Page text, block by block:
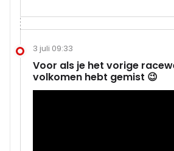
3 juli 09:33
Voor als je het vorige
volkomen hebt gemist 😉